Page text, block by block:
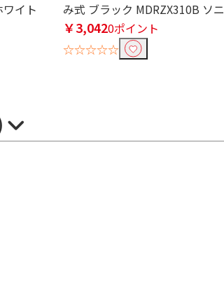
イト
み式 ブラック MDRZX310B ソ
￥3,0420ポイント
☆☆☆☆☆